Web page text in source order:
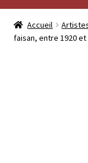
Accueil
Frais d’envoi,
Accueil
faisan, entre 1920 et